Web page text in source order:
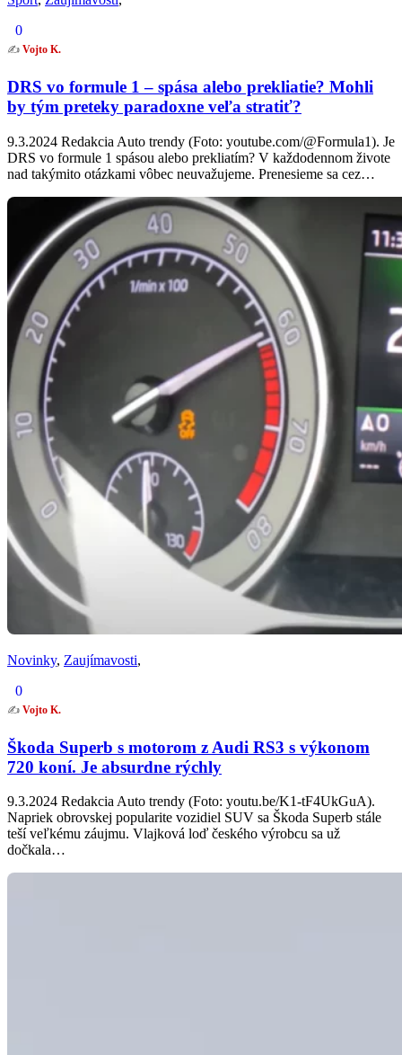
0
✍️ Vojto K.
DRS vo formule 1 – spása alebo prekliatie? Mohli
by tým preteky paradoxne veľa stratiť?
9.3.2024 Redakcia Auto trendy (Foto: youtube.com/@Formula1). Je
DRS vo formule 1 spásou alebo prekliatím? V každodennom živote
nad takýmito otázkami vôbec neuvažujeme. Prenesieme sa cez…
Novinky, Zaujímavosti,
0
✍️ Vojto K.
Škoda Superb s motorom z Audi RS3 s výkonom
720 koní. Je absurdne rýchly
9.3.2024 Redakcia Auto trendy (Foto: youtu.be/K1-tF4UkGuA).
Napriek obrovskej popularite vozidiel SUV sa Škoda Superb stále
teší veľkému záujmu. Vlajková loď českého výrobcu sa už
dočkala…